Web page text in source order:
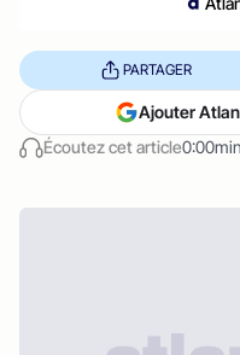
Écoutez cet article0:00min
PARTAGER
Ajouter